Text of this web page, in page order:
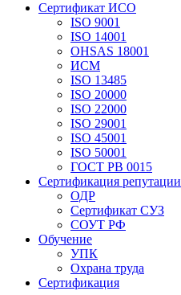
Сертификат ИСО
ISO 9001
ISO 14001
OHSAS 18001
ИСМ
ISO 13485
ISO 20000
ISO 22000
ISO 29001
ISO 45001
ISO 50001
ГОСТ РВ 0015
Сертификация репутации
ОДР
Сертификат СУЗ
СОУТ РФ
Обучение
УПК
Охрана труда
Сертификация